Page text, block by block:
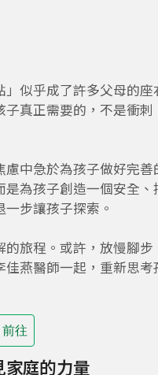
似乎成了許多父母的
真正需要的，不是衝
中急於為孩子做好完
為孩子創造一個安全
步讓孩子探索。
旅程。或許，放慢腳
燕醫師一起，重新思考
前往
家庭的力量